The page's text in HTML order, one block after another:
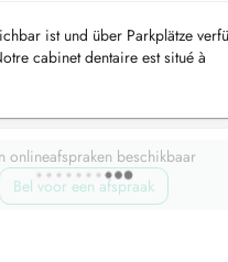
ist und über Parkplätze
cabinet dentaire est situé à
onlineafspraken beschikbaar
Bel voor een afspraak